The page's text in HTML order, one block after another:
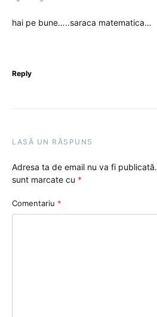
hai pe bune…..saraca matematica…
Reply
LASĂ UN RĂSPUNS
Adresa ta de email nu va fi publicată.
sunt marcate cu *
Comentariu *